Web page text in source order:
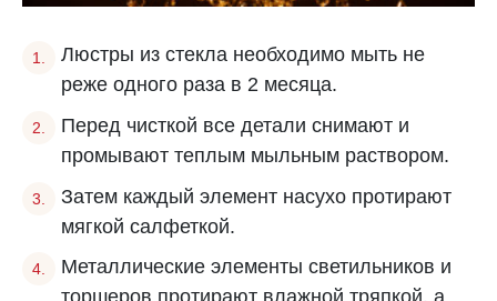
Люстры из стекла необходимо мыть не
реже одного раза в 2 месяца.
Перед чисткой все детали снимают и
промывают теплым мыльным раствором.
Затем каждый элемент насухо протирают
мягкой салфеткой.
Металлические элементы светильников и